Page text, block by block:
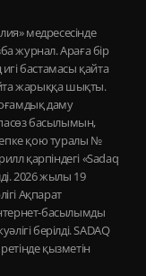
журнал. Араға бір
бастамасы қайта
жарыққа шықты.
даму
басылымын,
қою туралы №
қарпіндегі «Sadaq
2026 жылы 19
Ақпарат
басылымды
берілді. SADAQ
қызметін